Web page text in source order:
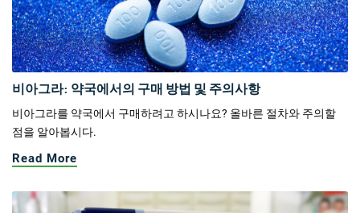
비아그라: 약국에서의 구매 방법 및 주의사항
비아그라를 약국에서 구매하려고 하시나요? 올바른 절차와 주의할
점을 알아봅시다.
Read More